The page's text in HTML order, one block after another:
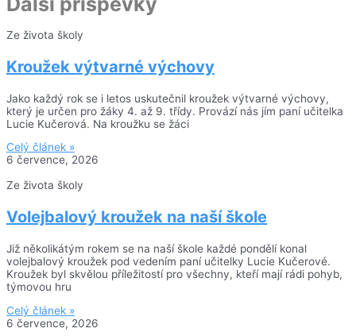
Ze života školy
Kroužek výtvarné výchovy
Jako každý rok se i letos uskutečnil kroužek výtvarné výchovy,
který je určen pro žáky 4. až 9. třídy. Provází nás jím paní učitelka
Lucie Kučerová. Na kroužku se žáci
Celý článek »
6 července, 2026
Ze života školy
Volejbalový kroužek na naší škole
Již několikátým rokem se na naší škole každé pondělí konal
volejbalový kroužek pod vedením paní učitelky Lucie Kučerové.
Kroužek byl skvělou příležitostí pro všechny, kteří mají rádi pohyb,
týmovou hru
Celý článek »
6 července, 2026